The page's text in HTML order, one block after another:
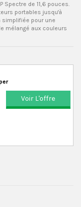
Spectre de 11,6 pouces.
portables jusqu'à
simplifiée pour une
mélangé aux couleurs
Voir L'offre